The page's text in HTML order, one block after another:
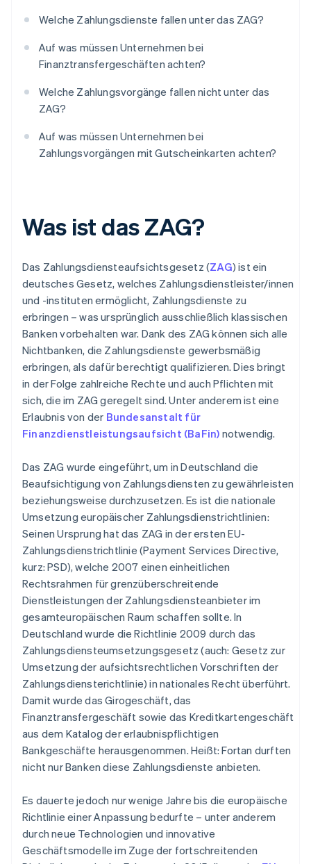
Welche Zahlungsdienste fallen unter das ZAG?
Auf was müssen Unternehmen bei
Finanztransfergeschäften achten?
Welche Zahlungsvorgänge fallen nicht unter das
ZAG?
Auf was müssen Unternehmen bei
Zahlungsvorgängen mit Gutscheinkarten achten?
Was ist das ZAG?
Das Zahlungsdiensteaufsichtsgesetz (ZAG) ist ein
deutsches Gesetz, welches Zahlungsdienstleister/innen
und -instituten ermöglicht, Zahlungsdienste zu
erbringen – was ursprünglich ausschließlich klassischen
Banken vorbehalten war. Dank des ZAG können sich alle
Nichtbanken, die Zahlungsdienste gewerbsmäßig
erbringen, als dafür berechtigt qualifizieren. Dies bringt
in der Folge zahlreiche Rechte und auch Pflichten mit
sich, die im ZAG geregelt sind. Unter anderem ist eine
Erlaubnis von der Bundesanstalt für
Finanzdienstleistungsaufsicht (BaFin) notwendig.
Das ZAG wurde eingeführt, um in Deutschland die
Beaufsichtigung von Zahlungsdiensten zu gewährleisten
beziehungsweise durchzusetzen. Es ist die nationale
Umsetzung europäischer Zahlungsdienstrichtlinien:
Seinen Ursprung hat das ZAG in der ersten EU-
Zahlungsdienstrichtlinie (Payment Services Directive,
kurz: PSD), welche 2007 einen einheitlichen
Rechtsrahmen für grenzüberschreitende
Dienstleistungen der Zahlungsdiensteanbieter im
gesamteuropäischen Raum schaffen sollte. In
Deutschland wurde die Richtlinie 2009 durch das
Zahlungsdiensteumsetzungsgesetz (auch: Gesetz zur
Umsetzung der aufsichtsrechtlichen Vorschriften der
Zahlungsdiensterichtlinie) in nationales Recht überführt.
Damit wurde das Girogeschäft, das
Finanztransfergeschäft sowie das Kreditkartengeschäft
aus dem Katalog der erlaubnispflichtigen
Bankgeschäfte herausgenommen. Heißt: Fortan durften
nicht nur Banken diese Zahlungsdienste anbieten.
Es dauerte jedoch nur wenige Jahre bis die europäische
Richtlinie einer Anpassung bedurfte – unter anderem
durch neue Technologien und innovative
Geschäftsmodelle im Zuge der fortschreitenden